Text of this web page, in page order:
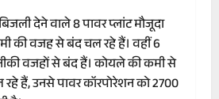
देने वाले 8 पावर प्लांट मौजूदा
की वजह से बंद चल रहे हैं। वहीं 6
वजहों से बंद हैं। कोयले की कमी से
रहे हैं, उनसे पावर कॉरपोरेशन को 2700